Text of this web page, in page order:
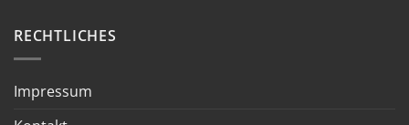
RECHTLICHES
Impressum